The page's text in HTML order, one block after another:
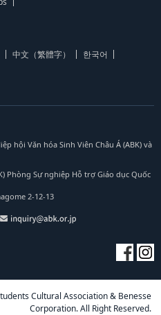
中文（繁體字）
한국어
hội Văn hóa Sinh Viên Châu Á (ABK) và
Phòng Sự nghiệp Hỗ trợ Giáo dục Quốc
2-12-13
Cultural Association & Benesse
Corporation. All Right Reserved.